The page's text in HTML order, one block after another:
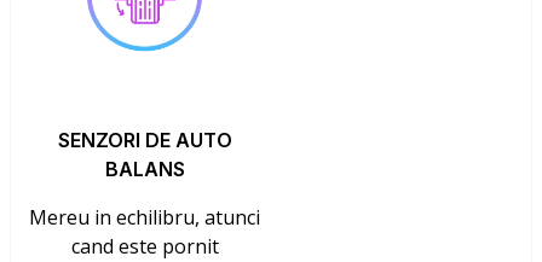
SENZORI DE AUTO
BALANS
Mereu in echilibru, atunci
cand este pornit